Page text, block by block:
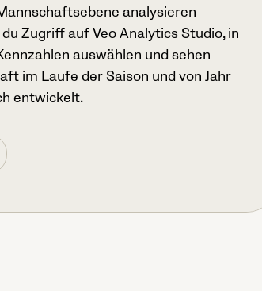
analysieren
Zugriff auf Veo Analytics Studio, in
auswählen und sehen
im Laufe der Saison und von Jahr
entwickelt.